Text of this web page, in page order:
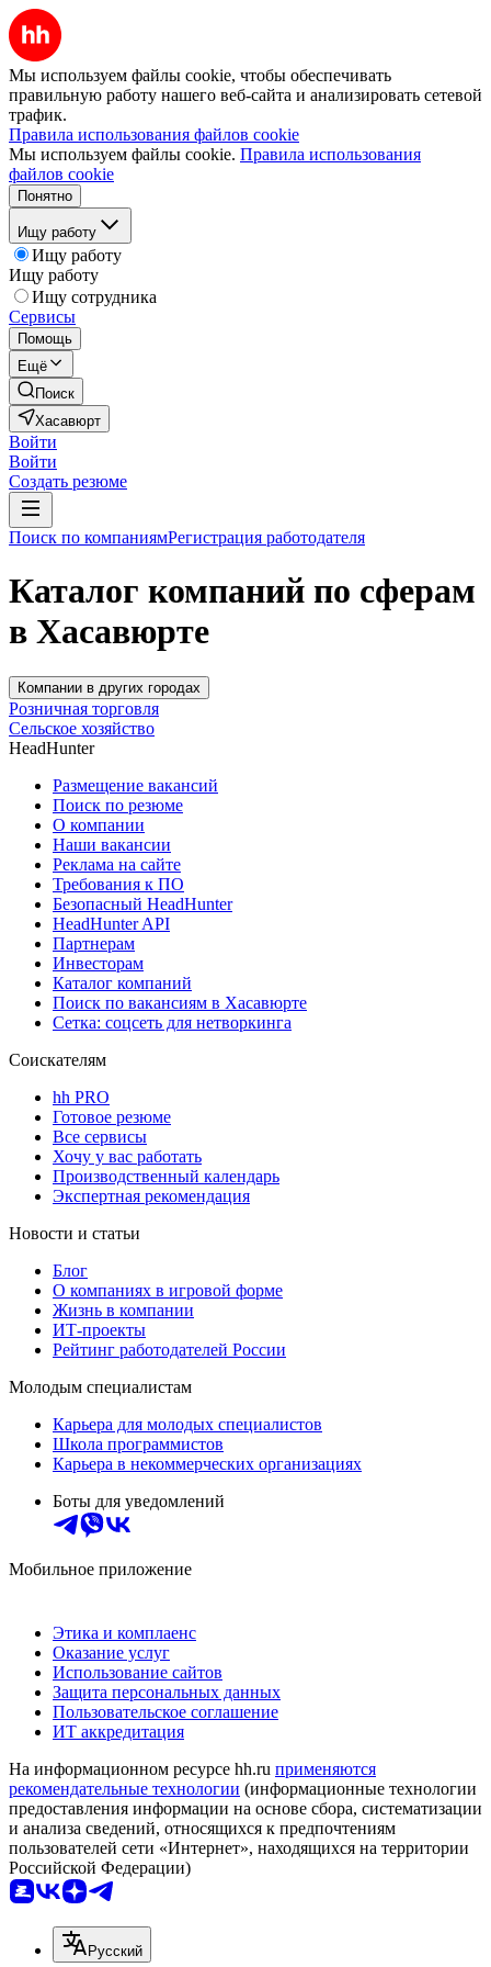
Мы используем файлы cookie, чтобы обеспечивать
правильную работу нашего веб-сайта и анализировать сетевой
трафик.
Правила использования файлов cookie
Мы используем файлы cookie. Правила использования
файлов cookie
Понятно
Ищу работу
Ищу работу
Ищу работу
Ищу сотрудника
Сервисы
Помощь
Ещё
Поиск
Хасавюрт
Войти
Войти
Создать резюме
Поиск по компаниямРегистрация работодателя
Каталог компаний по сферам
в Хасавюрте
Компании в других городах
Розничная торговля
Сельское хозяйство
HeadHunter
Размещение вакансий
Поиск по резюме
О компании
Наши вакансии
Реклама на сайте
Требования к ПО
Безопасный HeadHunter
HeadHunter API
Партнерам
Инвесторам
Каталог компаний
Поиск по вакансиям в Хасавюрте
Сетка: соцсеть для нетворкинга
Соискателям
hh PRO
Готовое резюме
Все сервисы
Хочу у вас работать
Производственный календарь
Экспертная рекомендация
Новости и статьи
Блог
О компаниях в игровой форме
Жизнь в компании
ИТ-проекты
Рейтинг работодателей России
Молодым специалистам
Карьера для молодых специалистов
Школа программистов
Карьера в некоммерческих организациях
Боты для уведомлений
Мобильное приложение
Этика и комплаенс
Оказание услуг
Использование сайтов
Защита персональных данных
Пользовательское соглашение
ИТ аккредитация
На информационном ресурсе hh.ru применяются
рекомендательные технологии (информационные технологии
предоставления информации на основе сбора, систематизации
и анализа сведений, относящихся к предпочтениям
пользователей сети «Интернет», находящихся на территории
Российской Федерации)
Русский